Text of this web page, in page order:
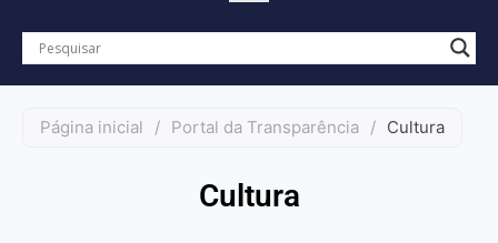
Página inicial / Portal da Transparência / Cultura
Cultura